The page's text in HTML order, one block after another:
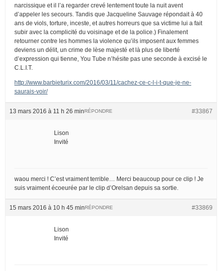
narcissique et il l’a regarder crevé lentement toute la nuit avent
d’appeler les secours. Tandis que Jacqueline Sauvage répondait à 40
ans de viols, torture, inceste, et autres horreurs que sa victime lui a fait
subir avec la complicité du voisinage et de la police.) Finalement
retourner contre les hommes la violence qu’ils imposent aux femmes
deviens un délit, un crime de lèse majesté et là plus de liberté
d’expression qui tienne, You Tube n’hésite pas une seconde à excisé le
C.L.I.T.
http://www.barbieturix.com/2016/03/11/cachez-ce-c-l-i-t-que-je-ne-
saurais-voir/
13 mars 2016 à 11 h 26 min #33867
RÉPONDRE
Lison
Invité
waou merci ! C’est vraiment terrible… Merci beaucoup pour ce clip ! Je
suis vraiment écoeurée par le clip d’Orelsan depuis sa sortie.
15 mars 2016 à 10 h 45 min #33869
RÉPONDRE
Lison
Invité